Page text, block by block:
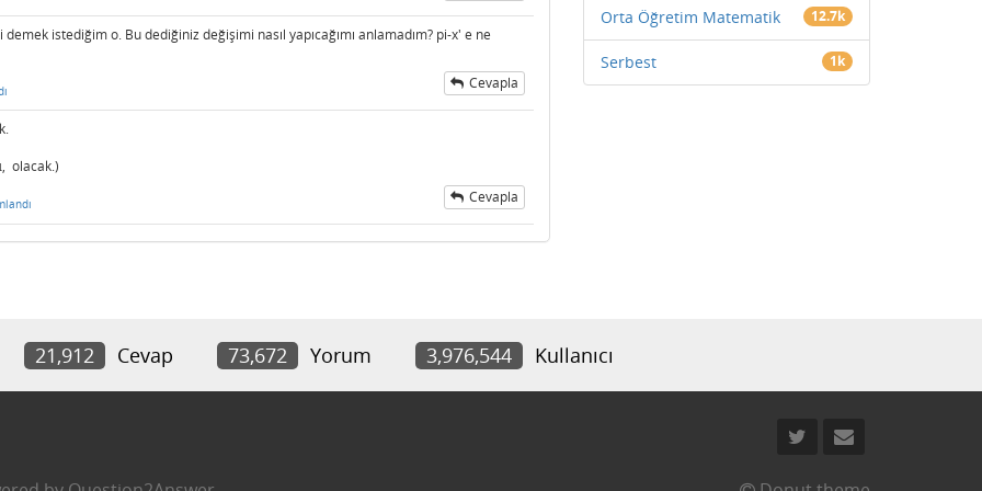
istediğim o. Bu dediğiniz değişimi nasıl yapıcağımı anlamadım? pi-x' e ne
Cevapla
, olacak.)
Cevapla
Orta Öğretim Matematik 12.7k
Serbest 1k
21,912 Cevap 73,672 Yorum 3,976,544 Kullanıcı